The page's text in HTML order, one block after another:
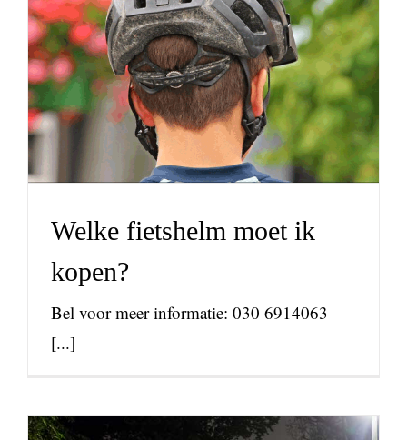
Welke fietshelm moet ik
kopen?
nieuws
Welke fietshelm moet ik
kopen?
Bel voor meer informatie: 030 6914063
[...]